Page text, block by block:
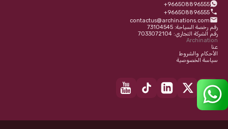
+966508896555
+966508896555
contactus@archinations.com
رقم رخصة السياحة: 73104545
رقم الشركة التجاري: 7033072104
Archination
عنا
الأحكام والشروط
سياسة الخصوصية